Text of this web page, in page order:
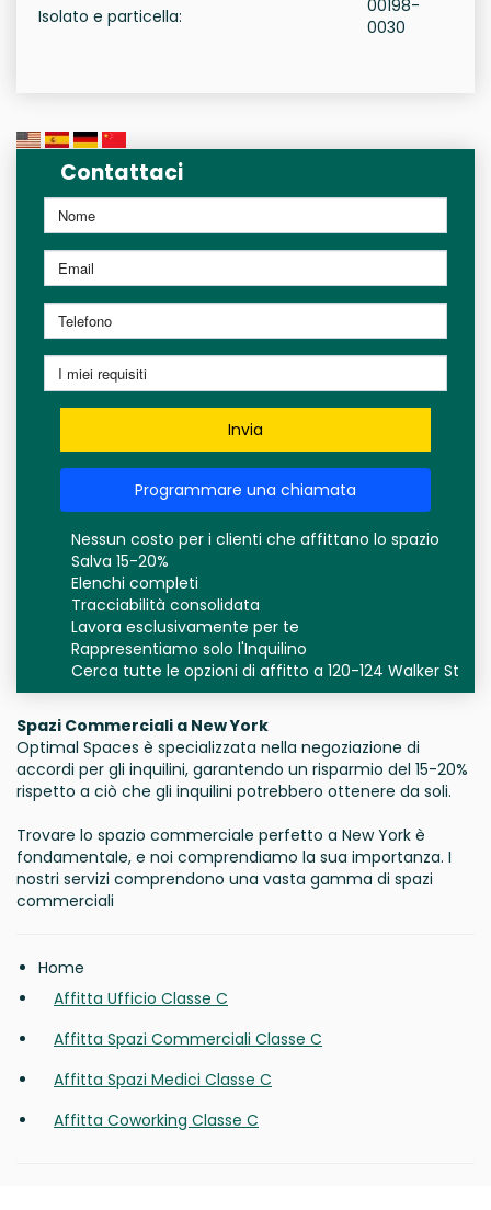
Isolato e particella:
00198-
0030
Contattaci
Invia
Programmare una chiamata
Nessun costo per i clienti che affittano lo spazio
Salva 15-20%
Elenchi completi
Tracciabilità consolidata
Lavora esclusivamente per te
Rappresentiamo solo l'Inquilino
Cerca tutte le opzioni di affitto a 120-124 Walker St
Spazi Commerciali a New York
Optimal Spaces è specializzata nella negoziazione di
accordi per gli inquilini, garantendo un risparmio del 15-20%
rispetto a ciò che gli inquilini potrebbero ottenere da soli.
Trovare lo spazio commerciale perfetto a New York è
fondamentale, e noi comprendiamo la sua importanza. I
nostri servizi comprendono una vasta gamma di spazi
commerciali
Home
Affitta Ufficio Classe C
Affitta Spazi Commerciali Classe C
Affitta Spazi Medici Classe C
Affitta Coworking Classe C